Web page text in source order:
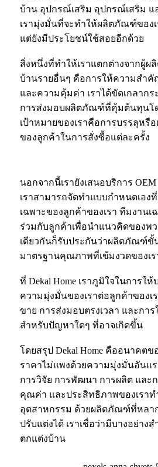
บ้าน อุปกรณ์เสริม อุปกรณ์เสริม แ
เรามุ่งมั่นที่จะทำให้ผลิตภัณฑ์ของเ
แต่ยังมีประโยชน์ใช้สอยอีกด้วย
สิ่งหนึ่งที่ทำให้เราแตกต่างจากผู้ผ
บ้านรายอื่นๆ คือการให้ความสำ
และความคุ้มค่า เราได้ขัดเกลากร
การส่งมอบผลิตภัณฑ์ที่คุ้มต้นทุนโ
เป้าหมายของเราคือการบรรลุหรื
ของลูกค้าในการสั่งซื้อแต่ละครั้ง
นอกจากนี้เรายังเสนอบริการ
เราสามารถจัดทำแบบกำหนดเอง
เฉพาะของลูกค้าของเรา ทีมงานเ
ร่วมกับลูกค้าเพื่อนำแนวคิดของพ
เดียวกันก็รับประกันว่าผลิตภัณฑ์ขั้
มาตรฐานคุณภาพที่เข้มงวดของเร
ที่ Dekal Home เราภูมิใจในการใ
ความมุ่งมั่นของเราต่อลูกค้าของเ
ขาย การส่งมอบตรงเวลา และกา
สำหรับปัญหาใดๆ ที่อาจเกิดขึ้น
โดยสรุป Dekal Home คืออนาคต
ราคาไม่แพงด้วยความมุ่งมั่นอันแร
การวิจัย การพัฒนา การผลิต และ
คุณค่า และประสิทธิภาพของเราท
อุตสาหกรรม ด้วยผลิตภัณฑ์ที่หลา
ปรับแต่งได้ เราเชื่อว่ามีบางอย่าง
ตกแต่งบ้าน